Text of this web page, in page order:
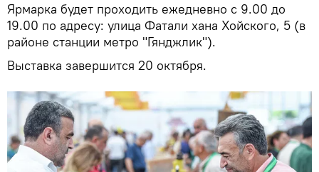
Ярмарка будет проходить ежедневно с 9.00 до
19.00 по адресу: улица Фатали хана Хойского, 5 (в
районе станции метро "Гянджлик").
Выставка завершится 20 октября.